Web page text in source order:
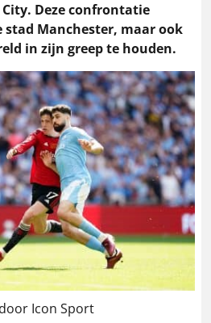
Deze confrontatie
Manchester, maar ook
in zijn greep te houden.
Icon Sport